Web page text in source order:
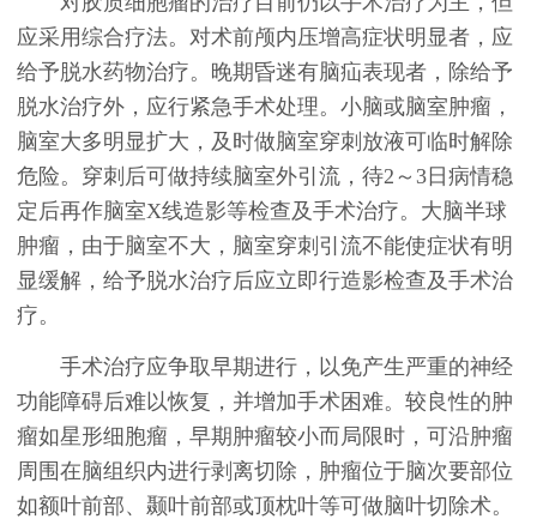
应采用综合疗法。对术前颅内压增高症状明显者，应
给予脱水药物治疗。晚期昏迷有脑疝表现者，除给予
脱水治疗外，应行紧急手术处理。小脑或脑室肿瘤，
脑室大多明显扩大，及时做脑室穿刺放液可临时解除
危险。穿刺后可做持续脑室外引流，待2～3日病情稳
定后再作脑室X线造影等检查及手术治疗。大脑半球
肿瘤，由于脑室不大，脑室穿刺引流不能使症状有明
显缓解，给予脱水治疗后应立即行造影检查及手术治
疗。
手术治疗应争取早期进行，以免产生严重的神经
功能障碍后难以恢复，并增加手术困难。较良性的肿
瘤如星形细胞瘤，早期肿瘤较小而局限时，可沿肿瘤
周围在脑组织内进行剥离切除，肿瘤位于脑次要部位
如额叶前部、颞叶前部或顶枕叶等可做脑叶切除术。